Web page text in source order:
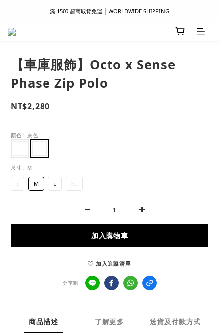
滿 1500 超商取貨免運 │ WORLDWIDE SHIPPING
滿 1500 超商取貨免運 │ WORLDWIDE SHIPPING
【車庫服飾】Octo x Sense
Phase Zip Polo
NT$2,280
顏色 : 灰色
尺寸 : M
S M L XL
加入購物車
加入追蹤清單
分享到
商品描述 了解更多 送貨及付款方式